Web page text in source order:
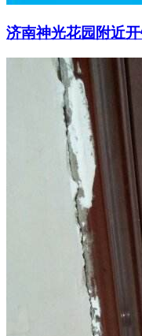
济南神光花园附近